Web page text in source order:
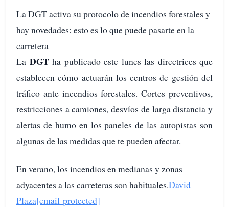
La DGT activa su protocolo de incendios forestales y
hay novedades: esto es lo que puede pasarte en la
carretera
La DGTha publicado este lunes las directrices que
establecen cómo actuarán los centros de gestión del
tráfico ante incendios forestales. Cortes preventivos,
restricciones a camiones, desvíos de larga distancia y
alertas de humo en los paneles de las autopistas son
algunas de las medidas que te pueden afectar.
En verano, los incendios en medianas y zonas
adyacentes a las carreteras son habituales.David
Plaza[email protected]